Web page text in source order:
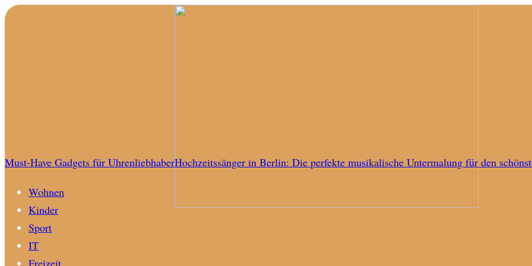
Must-Have Gadgets für UhrenliebhaberHochzeitssänger in Berlin: Die perfekte musikalische Untermalung für den
Wohnen
Kinder
Sport
IT
Freizeit